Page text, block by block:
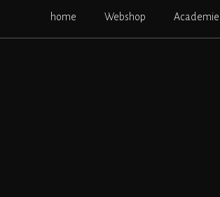
home Webshop Academie